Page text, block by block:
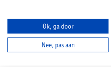
Ok, ga door
Nee, pas aan